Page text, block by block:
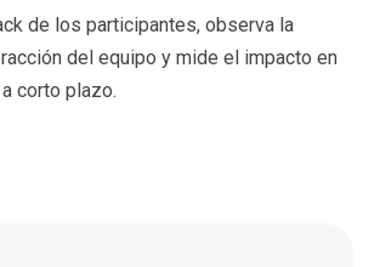
de los participantes, observa la
del equipo y mide el impacto en
corto plazo.